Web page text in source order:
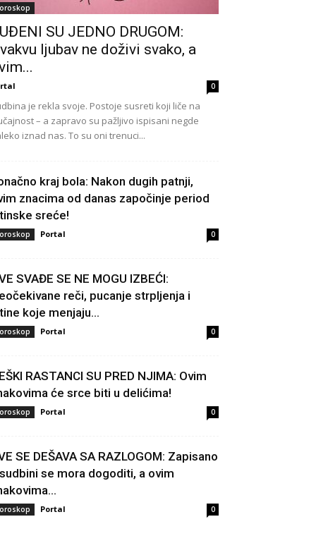
SU JEDNO DRUGOM:
ljubav ne doživi svako, a
0
je rekla svoje. Postoje susreti koji liče na
– a zapravo su pažljivo ispisani negde
iznad nas. To su oni trenuci...
kraj bola: Nakon dugih patnji,
znacima od danas započinje period
sreće!
Portal 0
SVAĐE SE NE MOGU IZBEĆI:
reči, pucanje strpljenja i
koje menjaju...
Portal 0
RASTANCI SU PRED NJIMA: Ovim
će srce biti u delićima!
Portal 0
SE DEŠAVA SA RAZLOGOM: Zapisano
se mora dogoditi, a ovim
Portal 0